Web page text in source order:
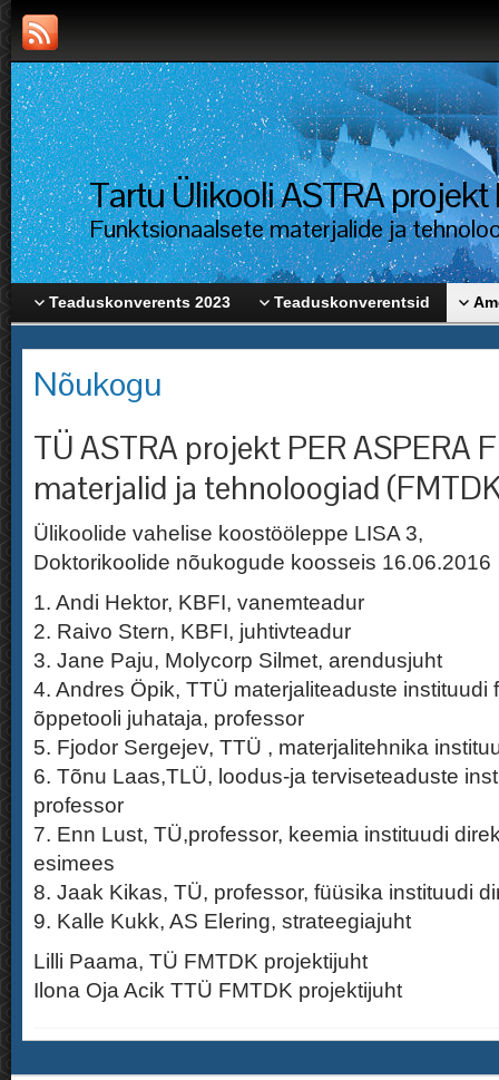
Tartu Ülikooli ASTRA projekt
Funktsionaalsete materjalide ja
Teaduskonverents 2023 Teaduskonverentsid
Nõukogu
TÜ ASTRA projekt PER ASPERA
materjalid ja tehnoloogiad
Ülikoolide vahelise koostööleppe LISA 3,
Doktorikoolide nõukogude koosseis 16.06.2016
1. Andi Hektor, KBFI, vanemteadur
2. Raivo Stern, KBFI, juhtivteadur
3. Jane Paju, Molycorp Silmet, arendusjuht
4. Andres Öpik, TTÜ materjaliteaduste instituudi
õppetooli juhataja, professor
5. Fjodor Sergejev, TTÜ , materjalitehnika
6. Tõnu Laas,TLÜ, loodus-ja terviseteaduste
professor
7. Enn Lust, TÜ,professor, keemia instituudi
esimees
8. Jaak Kikas, TÜ, professor, füüsika instituudi
9. Kalle Kukk, AS Elering, strateegiajuht
Lilli Paama, TÜ FMTDK projektijuht
Ilona Oja Acik TTÜ FMTDK projektijuht